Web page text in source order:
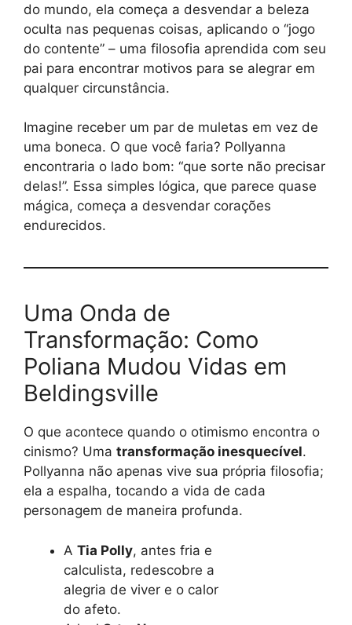
do mundo, ela começa a desvendar a beleza
oculta nas pequenas coisas, aplicando o “jogo
do contente” – uma filosofia aprendida com seu
pai para encontrar motivos para se alegrar em
qualquer circunstância.
Imagine receber um par de muletas em vez de
uma boneca. O que você faria? Pollyanna
encontraria o lado bom: “que sorte não precisar
delas!”. Essa simples lógica, que parece quase
mágica, começa a desvendar corações
endurecidos.
Uma Onda de
Transformação: Como
Poliana Mudou Vidas em
Beldingsville
O que acontece quando o otimismo encontra o
cinismo? Uma transformação inesquecível.
Pollyanna não apenas vive sua própria filosofia;
ela a espalha, tocando a vida de cada
personagem de maneira profunda.
A Tia Polly, antes fria e
calculista, redescobre a
alegria de viver e o calor
do afeto.